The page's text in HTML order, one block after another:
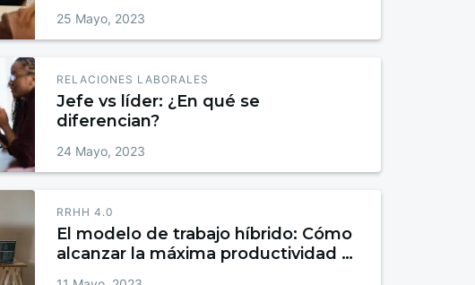
25 Mayo, 2023
RELACIONES LABORALES
Jefe vs líder: ¿En qué se
diferencian?
24 Mayo, 2023
RRHH 4.0
El modelo de trabajo híbrido: Cómo
alcanzar la máxima productividad y